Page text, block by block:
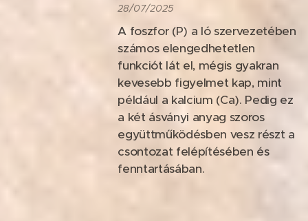
28/07/2025
A foszfor (P) a ló szervezetében
számos elengedhetetlen
funkciót lát el, mégis gyakran
kevesebb figyelmet kap, mint
például a kalcium (Ca). Pedig ez
a két ásványi anyag szoros
együttműködésben vesz részt a
csontozat felépítésében és
fenntartásában.